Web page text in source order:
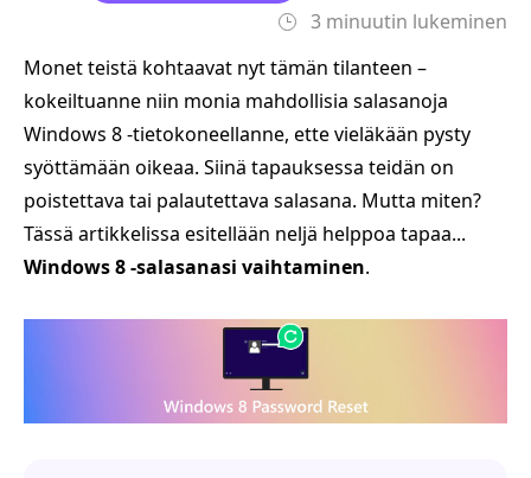
3 minuutin lukeminen
Monet teistä kohtaavat nyt tämän tilanteen –
kokeiltuanne niin monia mahdollisia salasanoja
Windows 8 -tietokoneellanne, ette vieläkään pysty
syöttämään oikeaa. Siinä tapauksessa teidän on
poistettava tai palautettava salasana. Mutta miten?
Tässä artikkelissa esitellään neljä helppoa tapaa...
Windows 8 -salasanasi vaihtaminen.